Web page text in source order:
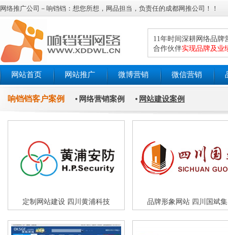
网络推广公司－响铛铛：想您所想，网品担当，负责任的成都网推公司！！
11年时间深耕网络品
合作伙伴实现品牌及业
网站首页 网站推广 微博营销 微信营销
响铛铛客户案例 网络营销案例 网站建设案例
定制网站建设 四川黄浦科技 品牌形象网站 四川国斌